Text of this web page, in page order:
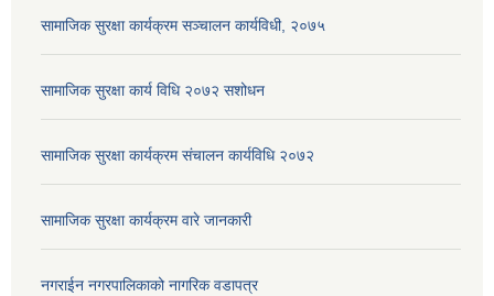
सामाजिक सुरक्षा कार्यक्रम सञ्चालन कार्यविधी, २०७५
सामाजिक सुरक्षा कार्य विधि २०७२ स‌शोधन
सामाजिक सुरक्षा कार्यक्रम संचालन कार्यविधि २०७२
सामाजिक सुरक्षा कार्यक्रम वारे जानकारी
नगराईन नगरपालिकाको नागरिक वडापत्र